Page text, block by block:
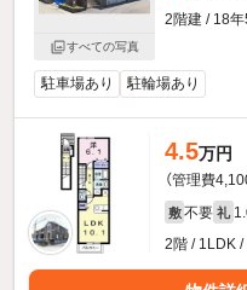
すべての写真
2階建 / 18
駐車場あり 駐輪場あり
4.5万円
（管理費
敷 不要 礼
2階 / 1LDK /